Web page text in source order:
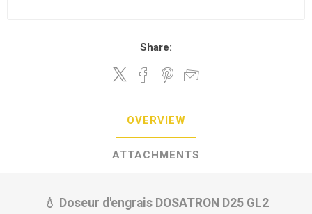
Share:
OVERVIEW
ATTACHMENTS
💧 Doseur d'engrais DOSATRON D25 GL2